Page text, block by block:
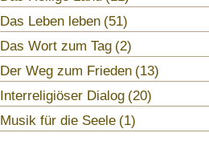
Das Leben leben 51
Das Wort zum Tag 2
Der Weg zum Frieden 13
Interreligiöser Dialog 20
Musik für die Seele 1